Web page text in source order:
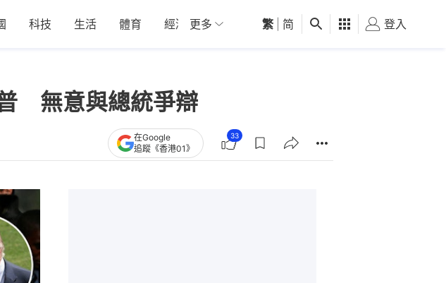
科技 生活 體育 經濟 01深圳 觀點 健康 好食玩飛
更多 繁 简 登入
無意與總統爭辯
在Google
追蹤《香港01》
33